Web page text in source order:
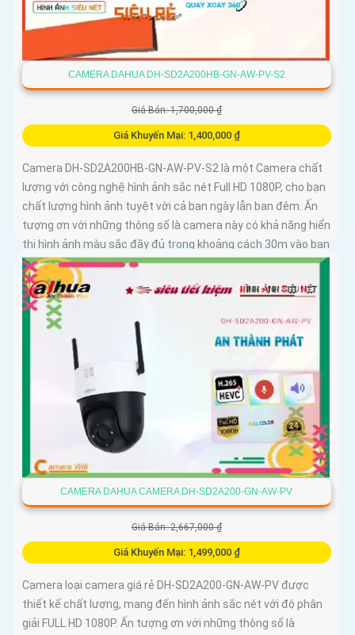
CAMERA DAHUA DH-SD2A200HB-GN-AW-PV-S2
Giá Bán: 1,700,000 ₫
Giá Khuyến Mại: 1,400,000 ₫
Camera DH-SD2A200HB-GN-AW-PV-S2 là một Camera chất
lượng với công nghệ hình ảnh sắc nét Full HD 1080P, cho bạn
chất lượng hình ảnh tuyệt vời cả ban ngày lẫn ban đêm. Ấn
tượng ơn với những thông số là camera này có khả năng hiển
thị hình ảnh màu sắc đầy đủ trong khoảng cách 30m vào ban
đêm
CAMERA DAHUA CAMERA DH-SD2A200-GN-AW-PV
Giá Bán: 2,667,000 ₫
Giá Khuyến Mại: 1,499,000 ₫
Camera loại camera giá rẻ DH-SD2A200-GN-AW-PV được
thiết kế chất lượng, mang đến hình ảnh sắc nét với độ phân
giải FULL HD 1080P. Ấn tượng ơn với những thông số là